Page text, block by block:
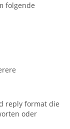
folgende
reply format die
oder